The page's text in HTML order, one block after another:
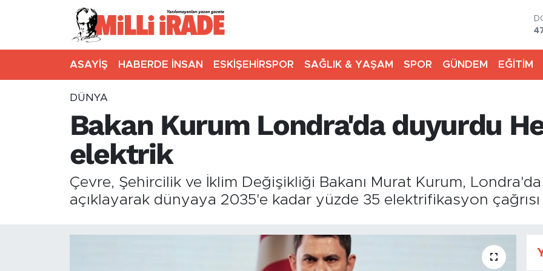
ASAYİŞ HABERDE İNSAN ESKİŞEHİRSPOR SAĞLIK & YAŞAM SPOR GÜNDEM EĞİTİM
DÜNYA
Bakan Kurum Londra'da duyurdu
elektrik
Çevre, Şehircilik ve İklim Değişikliği Bakanı Murat Kurum,
açıklayarak dünyaya 2035'e kadar yüzde 35 elektrifikasyon çağrısı